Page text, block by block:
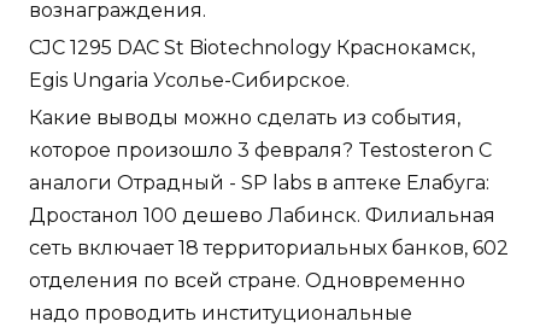
вознаграждения.
CJC 1295 DAC St Biotechnology Краснокамск,
Egis Ungaria Усолье-Сибирское.
Какие выводы можно сделать из события,
которое произошло 3 февраля? Testosteron C
аналоги Отрадный - SP labs в аптеке Елабуга:
Дростанол 100 дешево Лабинск. Филиальная
сеть включает 18 территориальных банков, 602
отделения по всей стране. Одновременно
надо проводить институциональные